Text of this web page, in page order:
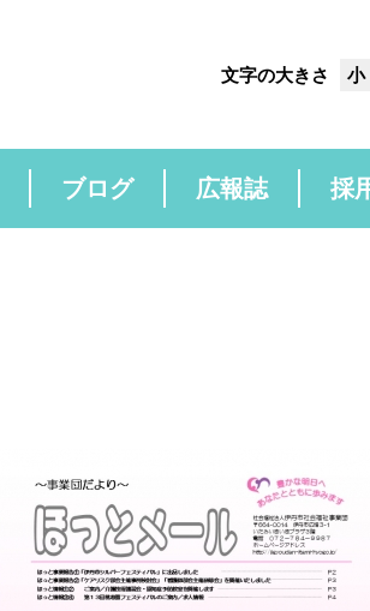
文字の大きさ 小
ブログ 広報誌 採